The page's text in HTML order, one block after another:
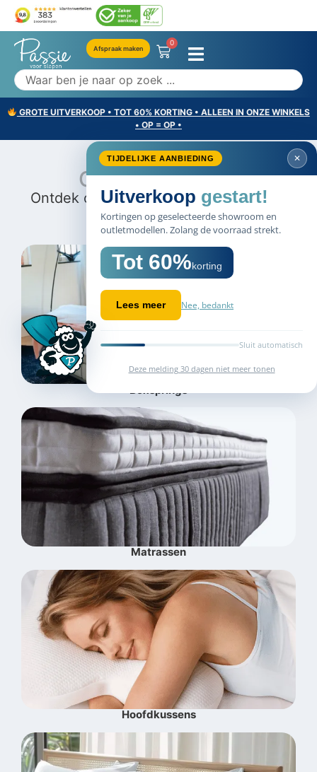
Afspraak maken
0
GROTE UITVERKOOP • TOT 60% KORTING • ALLEEN IN ONZE WINKELS
• OP = OP •
TIJDELIJKE AANBIEDING ✕
Uitverkoop gestart!
Kortingen op geselecteerde showroom en
outletmodellen. Zolang de voorraad strekt.
Tot 60%korting
Lees meer Nee, bedankt
Sluit automatisch
Deze melding 30 dagen niet meer tonen
Onzecollecties
Ontdek onze collecties, alles voor een
echt goede nachtrust
Boxsprings
Matrassen
Hoofdkussens